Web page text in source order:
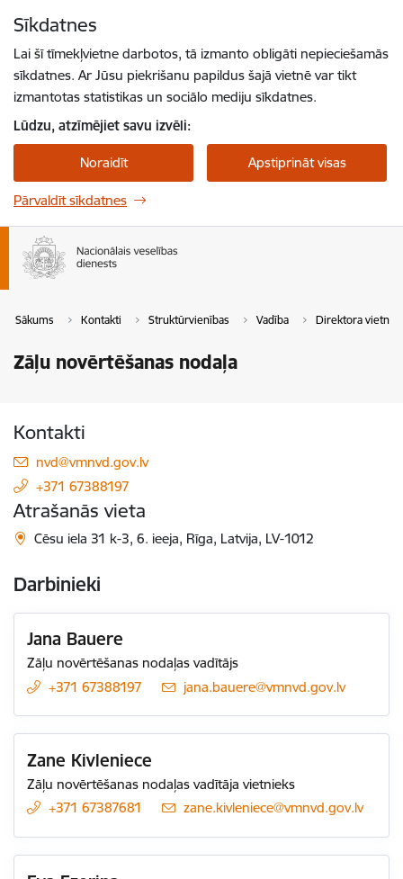
Sīkdatnes
Lai šī tīmekļvietne darbotos, tā izmanto obligāti nepieciešamās
sīkdatnes. Ar Jūsu piekrišanu papildus šajā vietnē var tikt
izmantotas statistikas un sociālo mediju sīkdatnes.
Lūdzu, atzīmējiet savu izvēli:
Noraidīt Apstiprināt visas
Pārvaldīt sīkdatnes
Sākums Kontakti Struktūrvienības Vadība Direktora
Zāļu novērtēšanas nodaļa
Kontakti
E-pasts:
nvd@vmnvd.gov.lv
+371 67388197
Atrašanās vieta
Cēsu iela 31 k-3, 6. ieeja, Rīga, Latvija, LV-1012
Darbinieki
Jana Bauere
Zāļu novērtēšanas nodaļas vadītājs
+371 67388197
E-pasts:
jana.bauere@vmnvd.gov.lv
Zane Kivleniece
Zāļu novērtēšanas nodaļas vadītāja vietnieks
+371 67387681
E-pasts:
zane.kivleniece@vmnvd.gov.lv